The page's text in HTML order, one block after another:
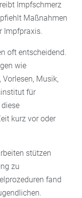
Impfschmerz
Maßnahmen
Impfpraxis.
oft entscheidend.
wie
Musik,
für
kurz vor oder
stützen
zu
fand